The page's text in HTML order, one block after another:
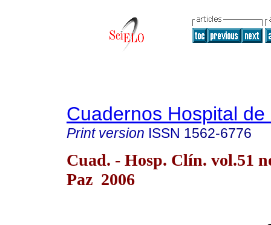
Cuadernos Hospital
Print version ISSN 1562-6776
Cuad. - Hosp. Clín. vol.51
Paz 2006